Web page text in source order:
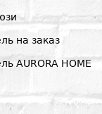
на заказ
AURORA HOME